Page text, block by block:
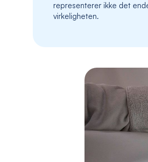
representerer ikke det
virkeligheten.